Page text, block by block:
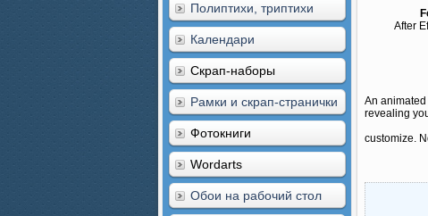
Полиптихи, триптихи
Календари
Скрап-наборы
Рамки и скрап-странички
Фотокниги
Wordarts
Обои на рабочий стол
After
An animated
revealing
customize.